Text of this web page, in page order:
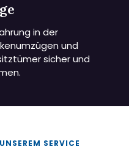
in der
und
sicher und
SERVICE